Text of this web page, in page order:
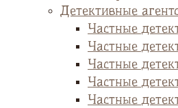
Детективные
Частные
Частные
Частные
Частные
Частные